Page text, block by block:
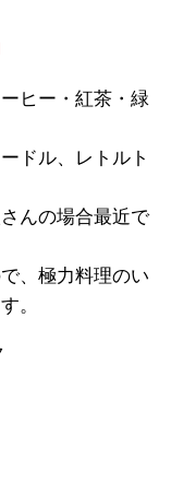
ヒー・紅茶・緑
ドル、レトルト
んの場合最近で
、極力料理のい
。